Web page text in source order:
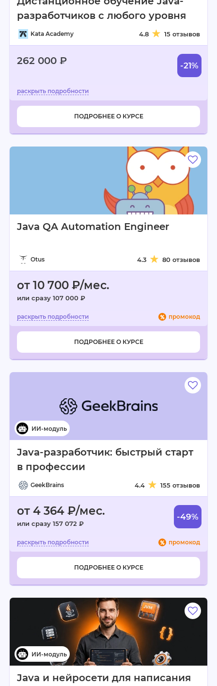
разработчиков с любого уровня
Kata Academy 4.8 15 отзывов
262 000 ₽ -21%
ПОДРОБНЕЕ О КУРСЕ
Java QA Automation Engineer
Otus 4.3 80 отзывов
от 10 700 ₽/мес.
или сразу 107 000 ₽
промокод
ПОДРОБНЕЕ О КУРСЕ
Java-разработчик: быстрый старт
в профессии
GeekBrains 4.4 155 отзывов
от 4 364 ₽/мес.
или сразу 157 072 ₽
-49%
промокод
ПОДРОБНЕЕ О КУРСЕ
Java и нейросети для написания